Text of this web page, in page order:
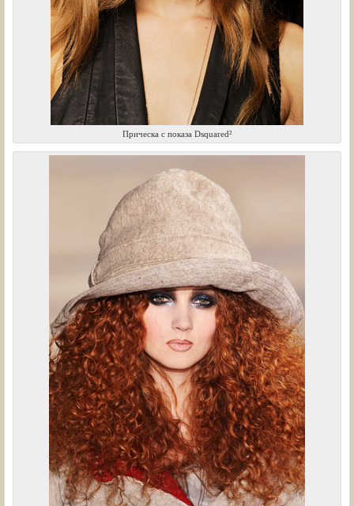
Прическа с показа Dsquared²